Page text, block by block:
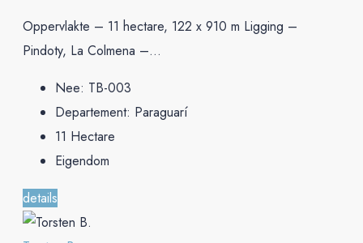
Oppervlakte – 11 hectare, 122 x 910 m Ligging –
Pindoty, La Colmena –...
Nee: TB-003
Departement: Paraguarí
11 Hectare
Eigendom
details